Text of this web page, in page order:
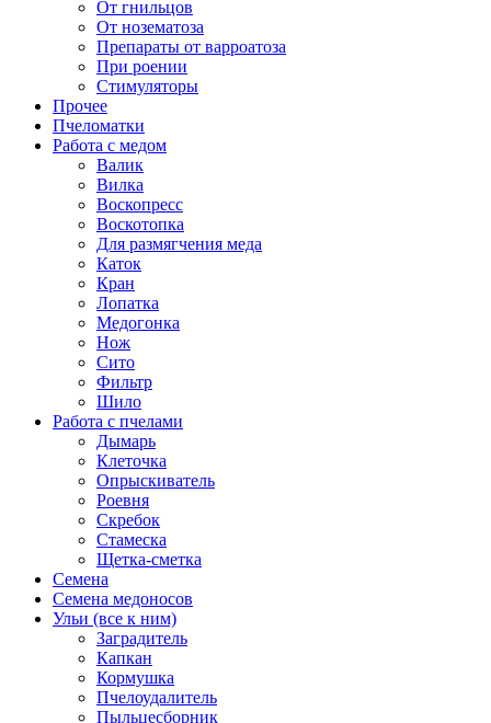
От гнильцов
От нозематоза
Препараты от варроатоза
При роении
Стимуляторы
Прочее
Пчеломатки
Работа с медом
Валик
Вилка
Воскопресс
Воскотопка
Для размягчения меда
Каток
Кран
Лопатка
Медогонка
Нож
Сито
Фильтр
Шило
Работа с пчелами
Дымарь
Клеточка
Опрыскиватель
Роевня
Скребок
Стамеска
Щетка-сметка
Семена
Семена медоносов
Ульи (все к ним)
Заградитель
Капкан
Кормушка
Пчелоудалитель
Пыльцесборник